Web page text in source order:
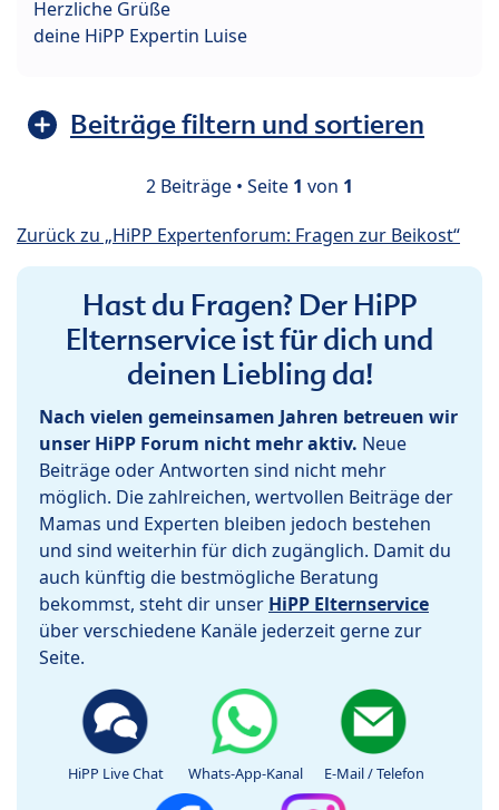
Herzliche Grüße
deine HiPP Expertin Luise
Beiträge filtern und sortieren
2 Beiträge • Seite 1 von 1
Zurück zu „HiPP Expertenforum: Fragen zur Beikost“
Hast du Fragen? Der HiPP
Elternservice ist für dich und
deinen Liebling da!
Nach vielen gemeinsamen Jahren betreuen wir
unser HiPP Forum nicht mehr aktiv. Neue
Beiträge oder Antworten sind nicht mehr
möglich. Die zahlreichen, wertvollen Beiträge der
Mamas und Experten bleiben jedoch bestehen
und sind weiterhin für dich zugänglich. Damit du
auch künftig die bestmögliche Beratung
bekommst, steht dir unser HiPP Elternservice
über verschiedene Kanäle jederzeit gerne zur
Seite.
HiPP Live Chat Whats-App-Kanal E-Mail / Telefon